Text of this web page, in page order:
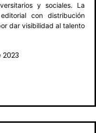
y sociales. La
con distribución
dar visibilidad al talento
2023